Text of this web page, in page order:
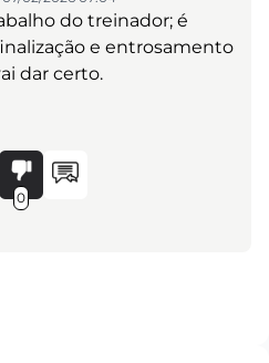
do treinador; é
e entrosamento
dar certo.
0